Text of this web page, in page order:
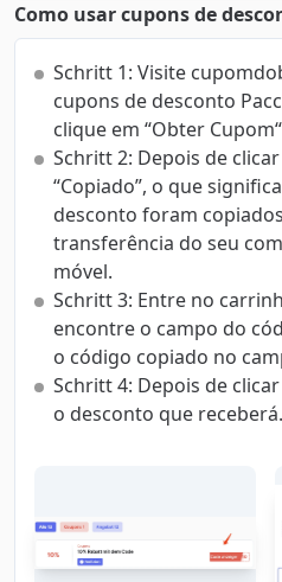
Como usar cupons de
Schritt 1: Visite
cupons de desconto
clique em “Obter
Schritt 2: Depois de
“Copiado”, o que
desconto foram
transferência do seu
móvel.
Schritt 3: Entre no
encontre o campo do
o código copiado no
Schritt 4: Depois de
o desconto que receberá.